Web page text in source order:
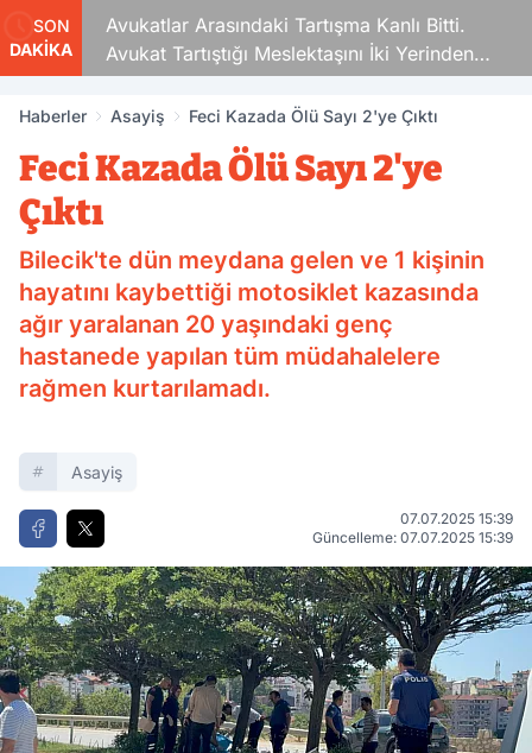
SON
DAKİKA
Avukatlar Arasındaki Tartışma Kanlı Bitti.
Avukat Tartıştığı Meslektaşını İki Yerinden
Vurdu
Haberler Asayiş Feci Kazada Ölü Sayı 2'ye Çıktı
Feci Kazada Ölü Sayı 2'ye
Çıktı
Bilecik'te dün meydana gelen ve 1 kişinin
hayatını kaybettiği motosiklet kazasında
ağır yaralanan 20 yaşındaki genç
hastanede yapılan tüm müdahalelere
rağmen kurtarılamadı.
Asayiş
07.07.2025 15:39
Güncelleme: 07.07.2025 15:39